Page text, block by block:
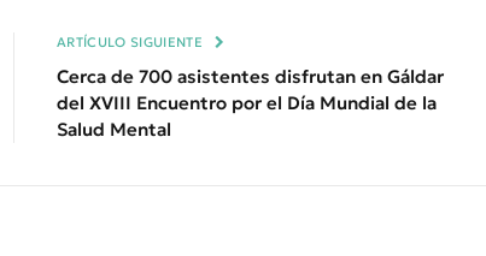
ARTÍCULO SIGUIENTE
Cerca de 700 asistentes disfrutan en Gáldar
del XVIII Encuentro por el Día Mundial de la
Salud Mental